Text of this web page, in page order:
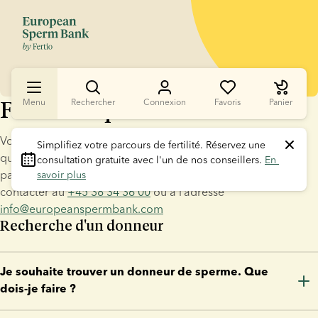
Menu Rechercher Connexion Favoris Panier
Simplifiez votre parcours de fertilité. Réservez une
consultation gratuite avec l'un de nos conseillers. En
savoir plus
Foire aux questions
Vous trouverez ci-dessous les réponses à certaines des
questions les plus fréquemment posées. Si vous ne trouvez
pas la réponse à votre question, n’hésitez pas à nous
contacter au +45 38 34 36 00
ou à l’adresse
info@europeanspermbank.com
Recherche d'un donneur
Je souhaite trouver un donneur de sperme. Que
dois-je faire ?